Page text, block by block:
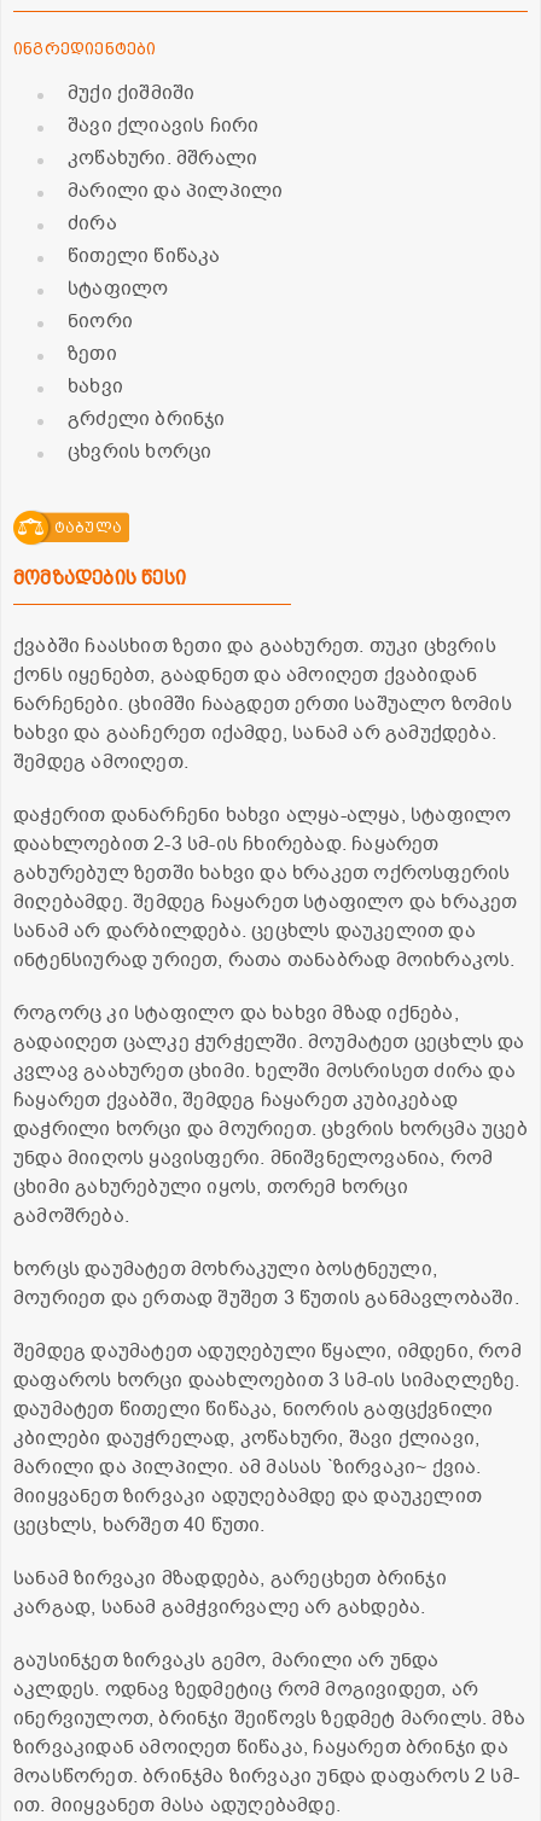
ინგრედიენტები
მუქი ქიშმიში
შავი ქლიავის ჩირი
კოწახური. მშრალი
მარილი და პილპილი
ძირა
წითელი წიწაკა
სტაფილო
ნიორი
ზეთი
ხახვი
გრძელი ბრინჯი
ცხვრის ხორცი
ტაბულა
მომზადების წესი
ქვაბში ჩაასხით ზეთი და გაახურეთ. თუკი ცხვრის
ქონს იყენებთ, გაადნეთ და ამოიღეთ ქვაბიდან
ნარჩენები. ცხიმში ჩააგდეთ ერთი საშუალო ზომის
ხახვი და გააჩერეთ იქამდე, სანამ არ გამუქდება.
შემდეგ ამოიღეთ.
დაჭერით დანარჩენი ხახვი ალყა-ალყა, სტაფილო
დაახლოებით 2-3 სმ-ის ჩხირებად. ჩაყარეთ
გახურებულ ზეთში ხახვი და ხრაკეთ ოქროსფერის
მიღებამდე. შემდეგ ჩაყარეთ სტაფილო და ხრაკეთ
სანამ არ დარბილდება. ცეცხლს დაუკელით და
ინტენსიურად ურიეთ, რათა თანაბრად მოიხრაკოს.
როგორც კი სტაფილო და ხახვი მზად იქნება,
გადაიღეთ ცალკე ჭურჭელში. მოუმატეთ ცეცხლს და
კვლავ გაახურეთ ცხიმი. ხელში მოსრისეთ ძირა და
ჩაყარეთ ქვაბში, შემდეგ ჩაყარეთ კუბიკებად
დაჭრილი ხორცი და მოურიეთ. ცხვრის ხორცმა უცებ
უნდა მიიღოს ყავისფერი. მნიშვნელოვანია, რომ
ცხიმი გახურებული იყოს, თორემ ხორცი
გამოშრება.
ხორცს დაუმატეთ მოხრაკული ბოსტნეული,
მოურიეთ და ერთად შუშეთ 3 წუთის განმავლობაში.
შემდეგ დაუმატეთ ადუღებული წყალი, იმდენი, რომ
დაფაროს ხორცი დაახლოებით 3 სმ-ის სიმაღლეზე.
დაუმატეთ წითელი წიწაკა, ნიორის გაფცქვნილი
კბილები დაუჭრელად, კოწახური, შავი ქლიავი,
მარილი და პილპილი. ამ მასას `ზირვაკი~ ქვია.
მიიყვანეთ ზირვაკი ადუღებამდე და დაუკელით
ცეცხლს, ხარშეთ 40 წუთი.
სანამ ზირვაკი მზადდება, გარეცხეთ ბრინჯი
კარგად, სანამ გამჭვირვალე არ გახდება.
გაუსინჯეთ ზირვაკს გემო, მარილი არ უნდა
აკლდეს. ოდნავ ზედმეტიც რომ მოგივიდეთ, არ
ინერვიულოთ, ბრინჯი შეიწოვს ზედმეტ მარილს. მზა
ზირვაკიდან ამოიღეთ წიწაკა, ჩაყარეთ ბრინჯი და
მოასწორეთ. ბრინჯმა ზირვაკი უნდა დაფაროს 2 სმ-
ით. მიიყვანეთ მასა ადუღებამდე.